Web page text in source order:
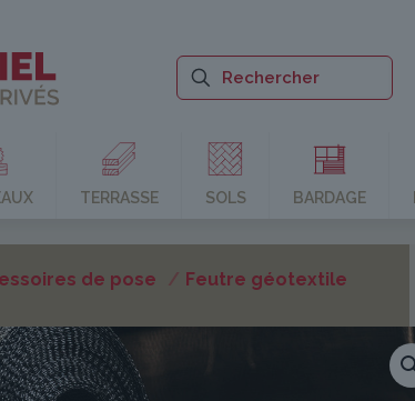
TERRASSE SOLS BARDAGE
de pose / Feutre géotextile